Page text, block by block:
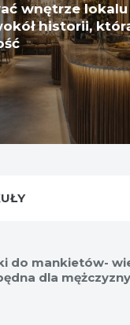
wnętrze lokalu
historii,
do mankietów-
dla mężczyzny